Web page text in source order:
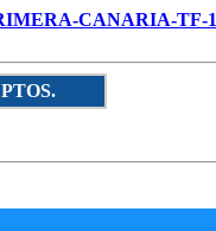
CANARIA-TF-1
PTOS.